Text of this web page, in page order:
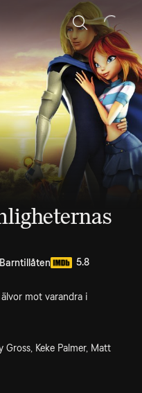
Sök
5.8
älvor mot varandra i
Keke Palmer, Matt